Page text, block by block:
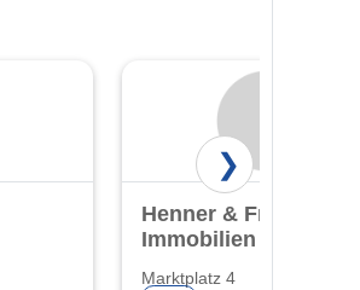
Henner & Frieder
Immobilien GmbH
Marktplatz 4
❯